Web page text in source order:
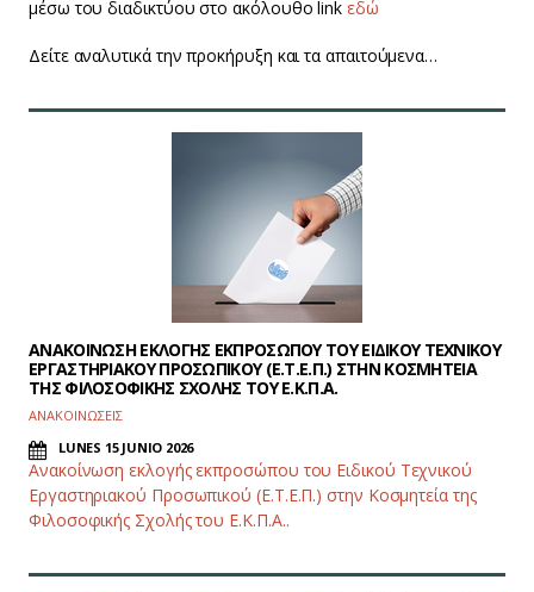
μέσω του διαδικτύου στο ακόλουθο link εδώ
Δείτε αναλυτικά την προκήρυξη και τα απαιτούμενα…
ΑΝΑΚΟΙΝΩΣΗ ΕΚΛΟΓΗΣ ΕΚΠΡΟΣΩΠΟΥ ΤΟΥ ΕΙΔΙΚΟΥ ΤΕΧΝΙΚΟΥ
ΕΡΓΑΣΤΗΡΙΑΚΟΥ ΠΡΟΣΩΠΙΚΟΥ (Ε.Τ.Ε.Π.) ΣΤΗΝ ΚΟΣΜΗΤΕΙΑ
ΤΗΣ ΦΙΛΟΣΟΦΙΚΗΣ ΣΧΟΛΗΣ ΤΟΥ Ε.Κ.Π.Α.
ΑΝΑΚΟΙΝΩΣΕΙΣ
LUNES 15 JUNIO 2026
Ανακοίνωση εκλογής εκπροσώπου του Ειδικού Τεχνικού
Εργαστηριακού Προσωπικού (Ε.Τ.Ε.Π.) στην Κοσμητεία της
Φιλοσοφικής Σχολής του Ε.Κ.Π.Α..